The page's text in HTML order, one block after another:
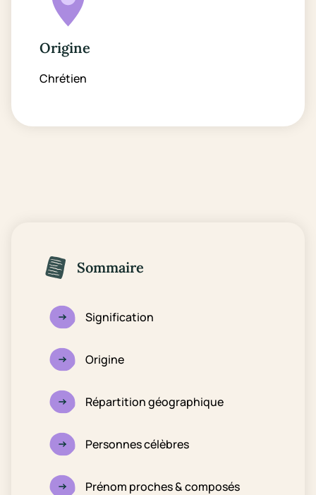
Origine
Chrétien
Sommaire
Signification
Origine
Répartition géographique
Personnes célèbres
Prénom proches & composés